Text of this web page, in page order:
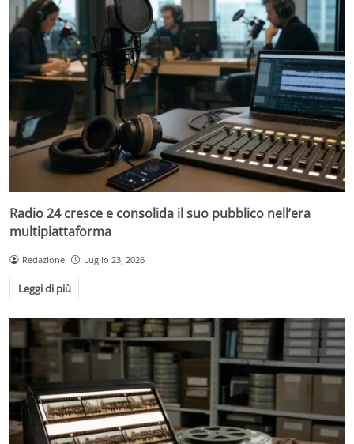
Radio 24 cresce e consolida il suo pubblico nell’era
multipiattaforma
Redazione Luglio 23, 2026
Leggi di più